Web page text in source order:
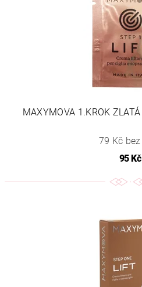
MAXYMOVA 1.KROK
79 Kč bez
95 Kč